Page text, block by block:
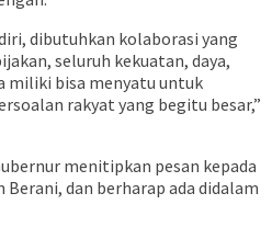
dibutuhkan kolaborasi yang
seluruh kekuatan, daya,
miliki bisa menyatu untuk
rakyat yang begitu besar,”
menitipkan pesan kepada
dan berharap ada didalam